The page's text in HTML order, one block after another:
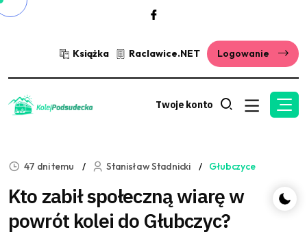
Książka Raclawice.NET Logowanie
Twoje konto
47 dni temu Stanisław Stadnicki Głubczyce
Kto zabił społeczną wiarę w
powrót kolei do Głubczyc?